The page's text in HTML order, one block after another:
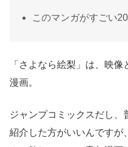
このマンガがすごい
「さよなら絵梨」は、映
漫画。
ジャンプコミックスだし、
紹介した方がいいんですが